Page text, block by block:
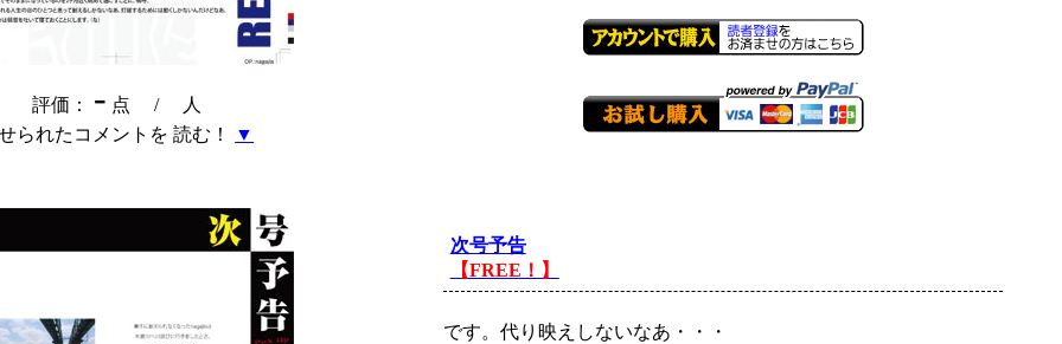
評価： - 点 /
人
られたコメントを 読む！
▼
次号予告
【FREE！】
です。代り映えしないなあ・・・